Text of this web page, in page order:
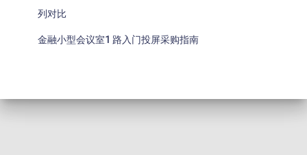
列对比
金融小型会议室1 路入门投屏采购指南